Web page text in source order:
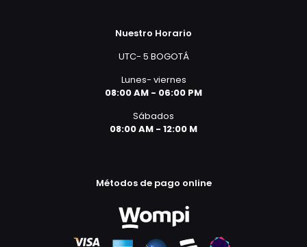
Nuestro Horario
UTC- 5 BOGOTÁ
Lunes- viernes
08:00 AM - 06:00 PM
Sábados
08:00 AM - 12:00 M
Métodos de pago online